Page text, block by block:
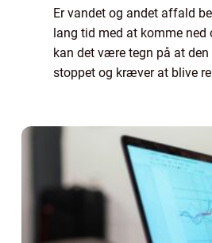
Er vandet og andet affald
lang tid med at komme ned
kan det være tegn på at
stoppet og kræver at blive